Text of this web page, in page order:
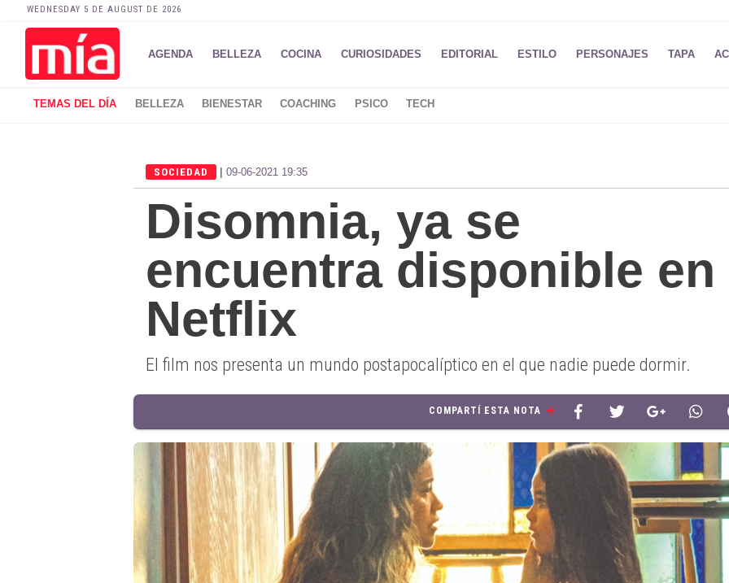
WEDNESDAY 5 DE AUGUST DE 2026
AGENDA BELLEZA COCINA CURIOSIDADES EDITORIAL ESTILO PERSONAJES TAPA
TEMAS DEL DÍA BELLEZA BIENESTAR COACHING PSICO TECH
SOCIEDAD | 09-06-2021 19:35
Disomnia, ya se
encuentra disponible en
Netflix
El film nos presenta un mundo postapocalíptico en el que nadie puede dormir.
COMPARTÍ ESTA NOTA